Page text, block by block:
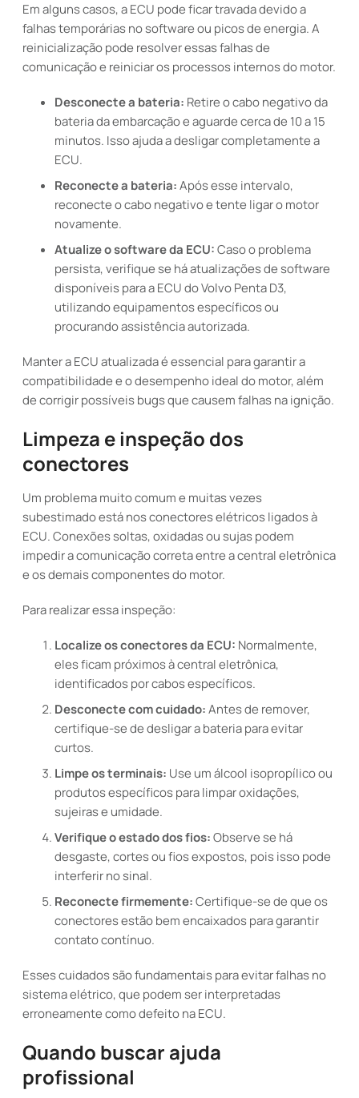
Em alguns casos, a ECU pode ficar travada devido a
falhas temporárias no software ou picos de energia. A
reinicialização pode resolver essas falhas de
comunicação e reiniciar os processos internos do motor.
Desconecte a bateria: Retire o cabo negativo da
bateria da embarcação e aguarde cerca de 10 a 15
minutos. Isso ajuda a desligar completamente a
ECU.
Reconecte a bateria:Após esse intervalo,
reconecte o cabo negativo e tente ligar o motor
novamente.
Atualize o software da ECU:Caso o problema
persista, verifique se há atualizações de software
disponíveis para a ECU do Volvo Penta D3,
utilizando equipamentos específicos ou
procurando assistência autorizada.
Manter a ECU atualizada é essencial para garantir a
compatibilidade e o desempenho ideal do motor, além
de corrigir possíveis bugs que causem falhas na ignição.
Limpeza e inspeção dos
conectores
Um problema muito comum e muitas vezes
subestimado está nos conectores elétricos ligados à
ECU. Conexões soltas, oxidadas ou sujas podem
impedir a comunicação correta entre a central eletrônica
e os demais componentes do motor.
Para realizar essa inspeção:
Localize os conectores da ECU: Normalmente,
eles ficam próximos à central eletrônica,
identificados por cabos específicos.
Desconecte com cuidado:Antes de remover,
certifique-se de desligar a bateria para evitar
curtos.
Limpe os terminais: Use um álcool isopropílico ou
produtos específicos para limpar oxidações,
sujeiras e umidade.
Verifique o estado dos fios:Observe se há
desgaste, cortes ou fios expostos, pois isso pode
interferir no sinal.
Reconecte firmemente:Certifique-se de que os
conectores estão bem encaixados para garantir
contato contínuo.
Esses cuidados são fundamentais para evitar falhas no
sistema elétrico, que podem ser interpretadas
erroneamente como defeito na ECU.
Quando buscar ajuda
profissional